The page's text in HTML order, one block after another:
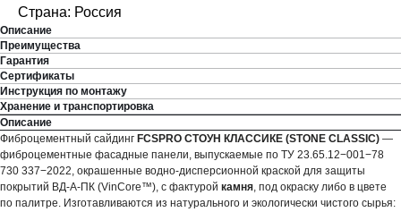
Страна: Россия
Описание
Преимущества
Гарантия
Сертификаты
Инструкция по монтажу
Хранение и транспортировка
Описание
Фиброцементный сайдинг FCSPRO СТОУН КЛАССИКЕ (STONE CLASSIC) —
фиброцементные фасадные панели, выпускаемые по ТУ 23.65.12−001−78
730 337−2022, окрашенные водно-дисперсионной краской для защиты
покрытий ВД-А-ПК (VinCore™), с фактурой камня, под окраску либо в цвете
по палитре. Изготавливаются из натурального и экологически чистого сырья: